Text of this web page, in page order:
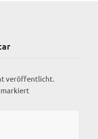
veröffentlicht.
markiert